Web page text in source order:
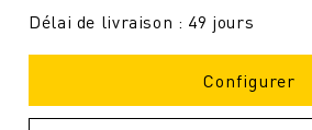
Délai de livraison : 49 jours
Configurer